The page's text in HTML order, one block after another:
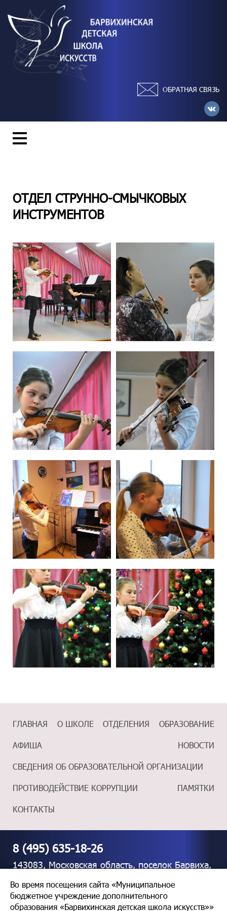
ОБРАТНАЯ СВЯЗЬ
ОТДЕЛ СТРУННО-СМЫЧКОВЫХ
ИНСТРУМЕНТОВ
ГЛАВНАЯ О ШКОЛЕ ОТДЕЛЕНИЯ
ОБРАЗОВАНИЕ
АФИША
НОВОСТИ
СВЕДЕНИЯ ОБ ОБРАЗОВАТЕЛЬНОЙ ОРГАНИЗАЦИИ
ПРОТИВОДЕЙСТВИЕ КОРРУПЦИИ
ПАМЯТКИ
КОНТАКТЫ
8 (495) 635-18-26
143083, Московская область, поселок Барвиха,
mazurka46@mail.ru
Во время посещения сайта «Муниципальное
бюджетное учреждение дополнительного
образования «Барвихинская детская школа искусств»»